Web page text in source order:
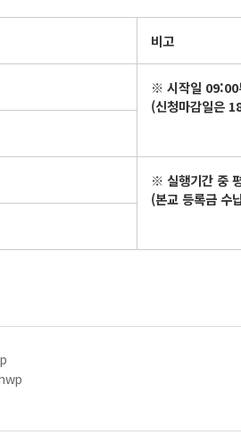
비고
※ 시작일 09:00
(신청마감일은
※ 실행기간 중
(본교 등록금 수